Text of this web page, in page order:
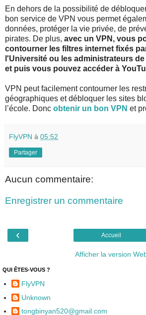
En dehors de la possibilité de
bon service de VPN vous permet
données, protéger la vie privée, de
pirates. De plus, avec un VPN, vous
contourner les filtres internet fixés
l'Université ou les administrateurs
et puis vous pouvez accéder à
VPN peut facilement contourner les
géographiques et débloquer les sites
l’école. Donc obtenir un bon VPN et
FlyVPN à 05:52
Partager
Aucun commentaire:
Enregistrer un commentaire
‹ Accueil
Afficher la version
QUI ÊTES-VOUS ?
FlyVPN
Unknown
tongbinyan520@gmail.com